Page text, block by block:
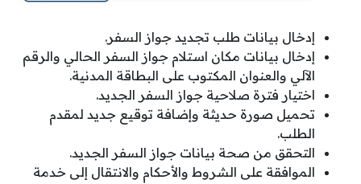
إدخال بيانات طلب تجديد جواز السفر.
إدخال بيانات مكان استلام جواز السفر الحالي والرقم
الآلي والعنوان المكتوب على البطاقة المدنية.
اختيار فترة صلاحية جواز السفر الجديد.
تحميل صورة حديثة وإضافة توقيع جديد لمقدم
الطلب.
التحقق من صحة بيانات جواز السفر الجديد.
الموافقة على الشروط والأحكام والانتقال إلى خدمة